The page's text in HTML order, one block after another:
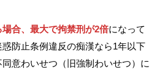
合、 最大で拘禁刑が2倍になって
防止条例違反の痴漢なら1年以下
意わいせつ（旧強制わいせつ）に